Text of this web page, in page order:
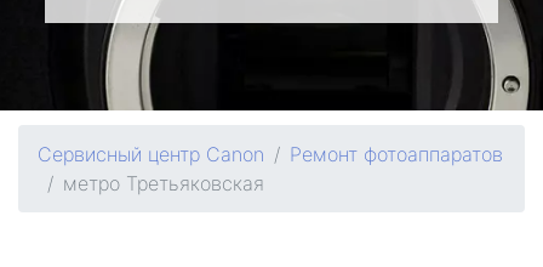
Сервисный центр Canon
Ремонт фотоаппаратов
метро Третьяковская